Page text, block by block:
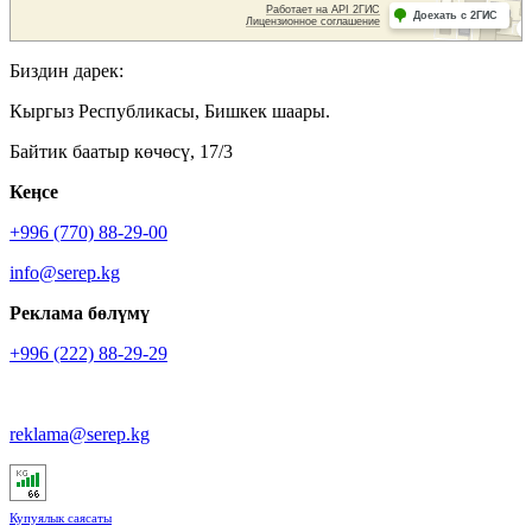
Биздин дарек:
Кыргыз Республикасы, Бишкек шаары.
Байтик баатыр көчөсү, 17/3
Кеӊсе
+996 (770) 88-29-00
info@serep.kg
Реклама бөлүмү
+996 (222) 88-29-29
reklama@serep.kg
Купуялык саясаты